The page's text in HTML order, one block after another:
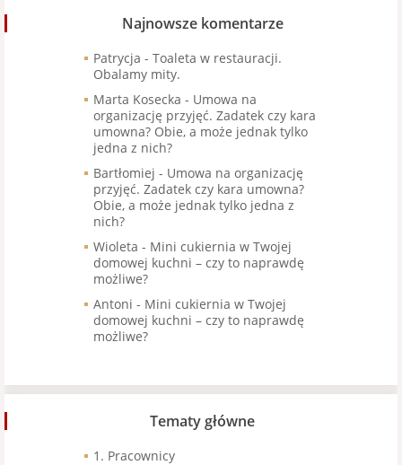
Najnowsze komentarze
Patrycja - Toaleta w restauracji.
Obalamy mity.
Marta Kosecka - Umowa na
organizację przyjęć. Zadatek czy kara
umowna? Obie, a może jednak tylko
jedna z nich?
Bartłomiej - Umowa na organizację
przyjęć. Zadatek czy kara umowna?
Obie, a może jednak tylko jedna z
nich?
Wioleta - Mini cukiernia w Twojej
domowej kuchni – czy to naprawdę
możliwe?
Antoni - Mini cukiernia w Twojej
domowej kuchni – czy to naprawdę
możliwe?
Tematy główne
1. Pracownicy